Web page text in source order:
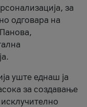
за
одговара на
уште еднаш ја
за создавање